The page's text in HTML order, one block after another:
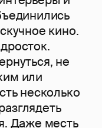
кино.
не
или
несколько
Даже месть